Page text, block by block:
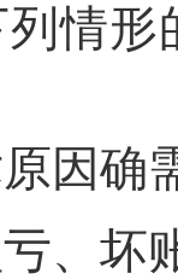
情
原因
亏、